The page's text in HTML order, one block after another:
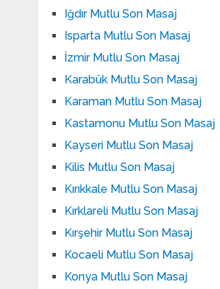
Iğdır Mutlu Son Masaj
Isparta Mutlu Son Masaj
İzmir Mutlu Son Masaj
Karabük Mutlu Son Masaj
Karaman Mutlu Son Masaj
Kastamonu Mutlu Son Masaj
Kayseri Mutlu Son Masaj
Kilis Mutlu Son Masaj
Kırıkkale Mutlu Son Masaj
Kırklareli Mutlu Son Masaj
Kırşehir Mutlu Son Masaj
Kocaeli Mutlu Son Masaj
Konya Mutlu Son Masaj